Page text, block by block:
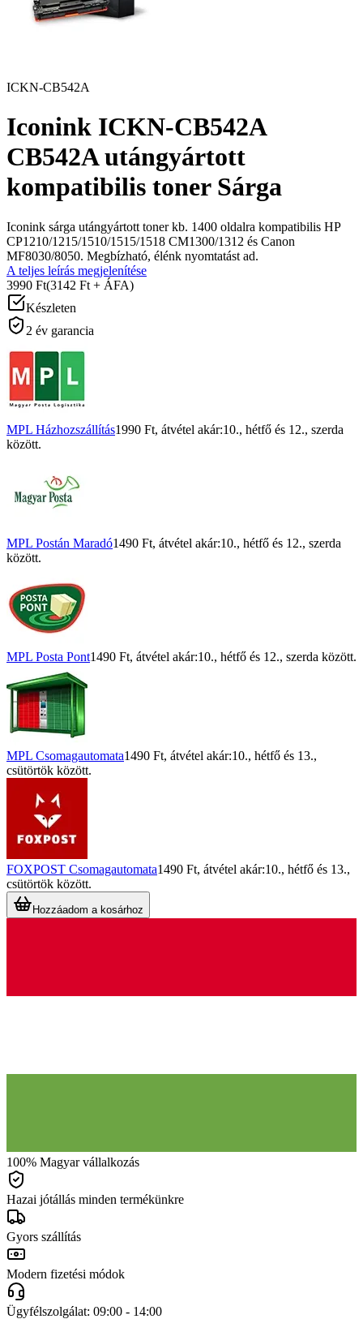
ICKN-CB542A
Iconink ICKN-CB542A
CB542A utángyártott
kompatibilis toner Sárga
Iconink sárga utángyártott toner kb. 1400 oldalra kompatibilis HP
CP1210/1215/1510/1515/1518 CM1300/1312 és Canon
MF8030/8050. Megbízható, élénk nyomtatást ad.
A teljes leírás megjelenítése
3990 Ft(3142 Ft + ÁFA)
Készleten
2 év garancia
MPL Házhozszállítás1990 Ft, átvétel akár:10., hétfő és 12., szerda
között.
MPL Postán Maradó1490 Ft, átvétel akár:10., hétfő és 12., szerda
között.
MPL Posta Pont1490 Ft, átvétel akár:10., hétfő és 12., szerda között.
MPL Csomagautomata1490 Ft, átvétel akár:10., hétfő és 13.,
csütörtök között.
FOXPOST Csomagautomata1490 Ft, átvétel akár:10., hétfő és 13.,
csütörtök között.
Hozzáadom a kosárhoz
100% Magyar vállalkozás
Hazai jótállás minden termékünkre
Gyors szállítás
Modern fizetési módok
Ügyfélszolgálat: 09:00 - 14:00